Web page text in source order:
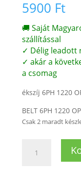
5900 Ft
🚚 Saját
szállítással
✓ Délig leadott
✓ akár a
a csomag
ékszíj 6PH 1220
BELT 6PH 1220
Csak 2 maradt
mosógép